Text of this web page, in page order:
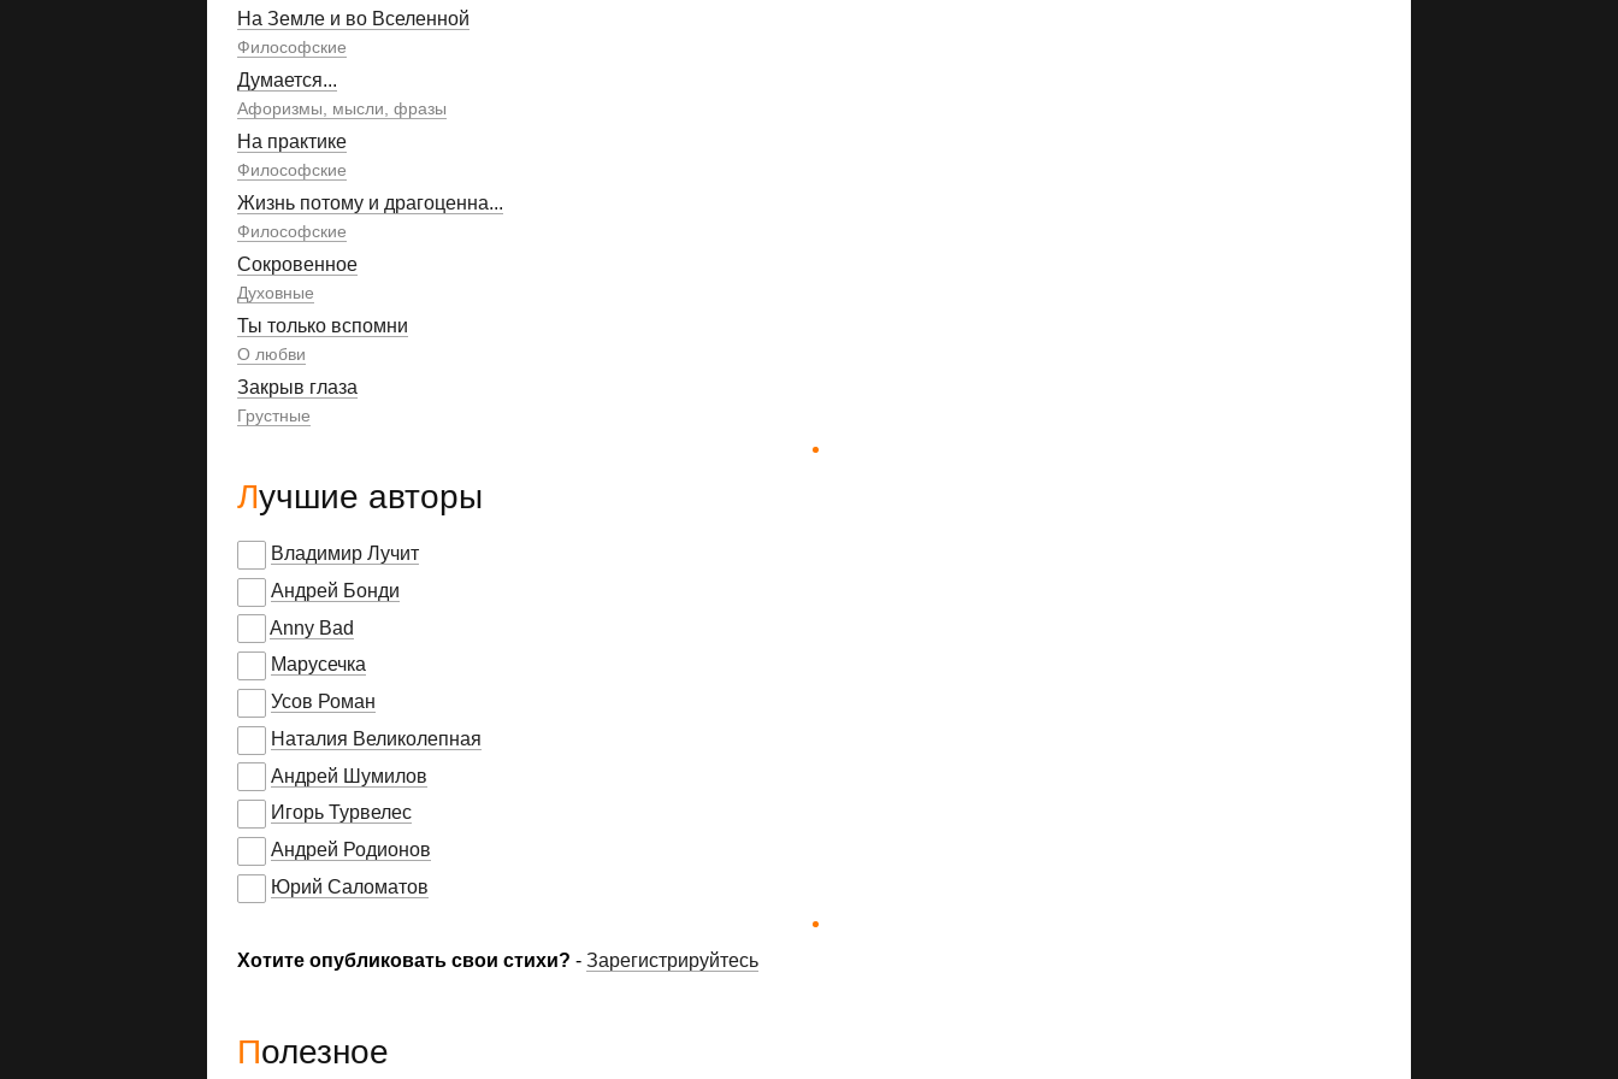
На Земле и во Вселенной
Философские
Думается...
Афоризмы, мысли, фразы
На практике
Философские
Жизнь потому и драгоценна...
Философские
Сокровенное
Духовные
Ты только вспомни
О любви
Закрыв глаза
Грустные
Лучшие авторы
Владимир Лучит
Андрей Бонди
Anny Bad
Марусечка
Усов Роман
Наталия Великолепная
Андрей Шумилов
Игорь Турвелес
Андрей Родионов
Юрий Саломатов
Хотите опубликовать свои стихи? - Зарегистрируйтесь
Полезное